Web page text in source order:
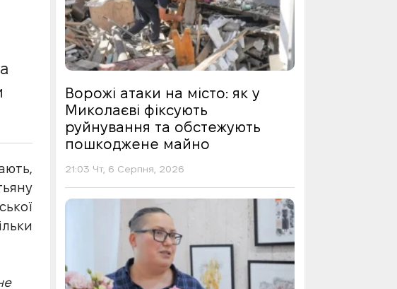
Ворожі атаки на місто: як у
Миколаєві фіксують
руйнування та обстежують
пошкоджене майно
21:03 Чт, 6 Серпня, 2026